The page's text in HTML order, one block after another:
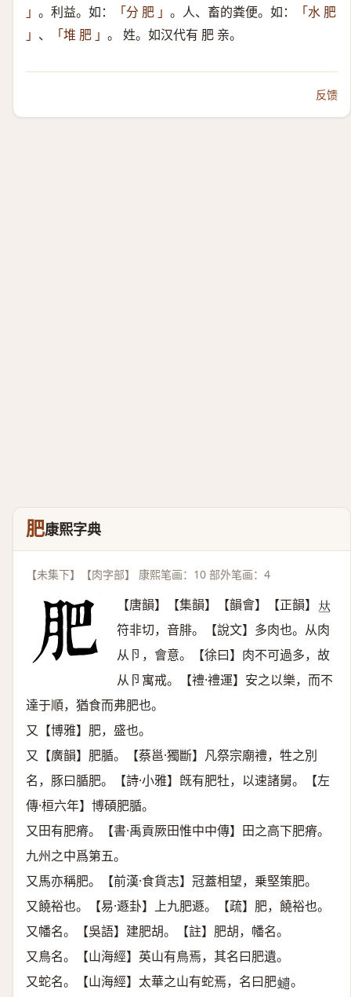
」 。利益。如： 「分 肥 」 。人、畜的粪便。如：
「水 肥
」 、 「堆 肥 」 。 姓。如汉代有 肥 亲。
反馈
肥康熙字典
【未集下】【肉字部】 康熙笔画：10 部外笔画：4
【唐韻】【集韻】【韻會】【正韻】 𠀤
符非切，音腓。【說文】多肉也。从肉
从卪，會意。【徐曰】肉不可過多，故
从卪寓戒。【禮·禮運】安之以樂，而不
達于順，猶食而弗肥也。
又【博雅】肥，盛也。
又【廣韻】肥腯。【蔡邕·獨斷】凡祭宗廟禮，牲之別
名，豚曰腯肥。【詩·小雅】旣有肥牡，以速諸舅。【左
傳·桓六年】博碩肥腯。
又田有肥瘠。【書·禹貢厥田惟中中傳】田之高下肥瘠。
九州之中爲第五。
又馬亦稱肥。【前漢·食貨志】冠蓋相望，乗堅策肥。
又饒裕也。【易·遯卦】上九肥遯。【疏】肥，饒裕也。
又幡名。【吳語】建肥胡。【註】肥胡，幡名。
又鳥名。【山海經】英山有鳥焉，其名曰肥遺。
又蛇名。【山海經】太華之山有蛇焉，名曰肥𧔥 。